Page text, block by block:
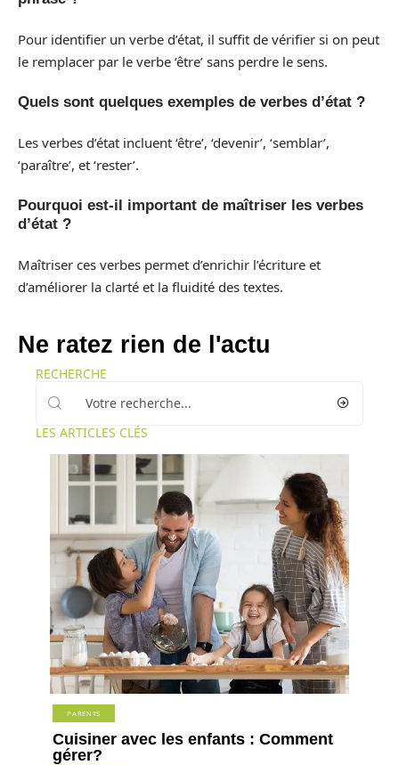
Pour identifier un verbe d’état, il suffit de vérifier si on peut
le remplacer par le verbe ‘être’ sans perdre le sens.
Quels sont quelques exemples de verbes d’état ?
Les verbes d’état incluent ‘être’, ‘devenir’, ‘semblar’,
‘paraître’, et ‘rester’.
Pourquoi est-il important de maîtriser les verbes
d’état ?
Maîtriser ces verbes permet d’enrichir l’écriture et
d’améliorer la clarté et la fluidité des textes.
Ne ratez rien de l'actu
RECHERCHE
LES ARTICLES CLÉS
PARENTS
Cuisiner avec les enfants : Comment
gérer?